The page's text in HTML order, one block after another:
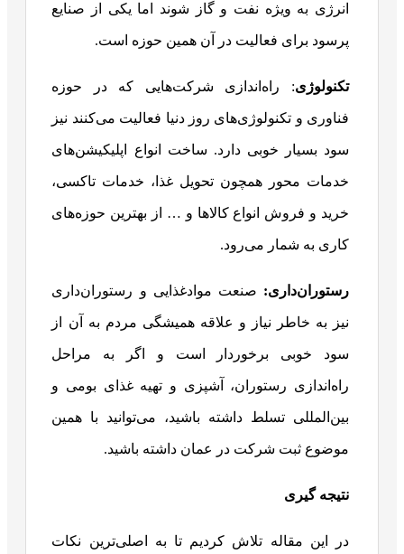
انرژی به ویژه نفت و گاز شوند اما یکی از صنایع
پرسود برای فعالیت در آن همین حوزه است.
تکنولوژی: راه‌اندازی شرکت‌هایی که در حوزه
فناوری و تکنولوژی‌های روز دنیا فعالیت می‌کنند نیز
سود بسیار خوبی دارد. ساخت انواع اپلیکیشن‌های
خدمات محور همچون تحویل غذا، خدمات تاکسی،
خرید و فروش انواع کالاها و … از بهترین حوزه‌های
کاری به شمار می‌رود.
رستوران‌داری: صنعت موادغذایی و رستوران‌‌داری
نیز به خاطر نیاز و علاقه همیشگی مردم به آن از
سود خوبی برخوردار است و اگر به مراحل
راه‌اندازی رستوران، آشپزی و تهیه غذای بومی و
بین‌المللی تسلط داشته باشید، می‌توانید با همین
موضوع ثبت شرکت در عمان داشته باشید.
نتیجه گیری
در این مقاله تلاش کردیم تا به اصلی‌ترین نکات